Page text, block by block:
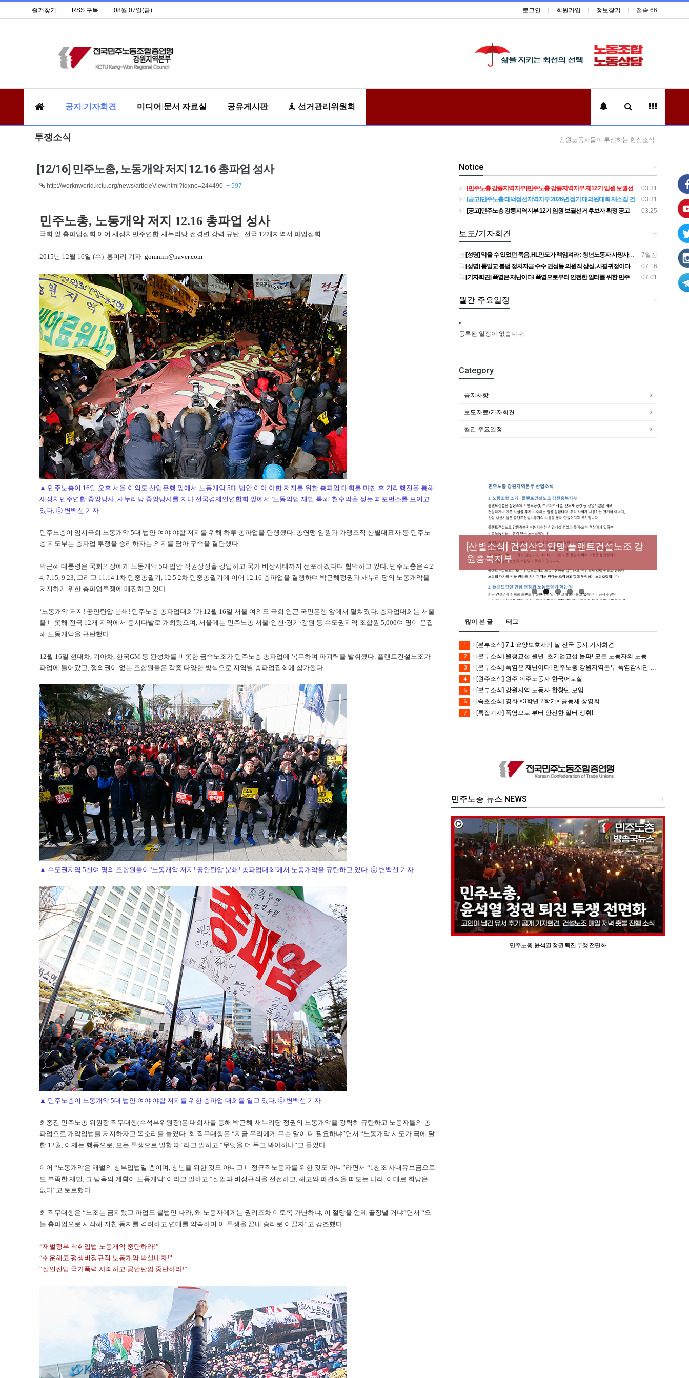
즐겨찾기 RSS 구독 08월 07일(금) 로그인 회원가입 정보찾기 접속 66
공지|기자회견 미디어|문서 자료실 공유게시판 선거관리위원회
투쟁소식 강원노동자들이 투쟁하는 현장소식
[12/16] 민주노총, 노동개악 저지 12.16 총파업 성사
http://worknworld.kctu.org/news/articleView.html?idxno=244490 + 597
민주노총, 노동개악 저지 12.16 총파업 성사
국회 앞 총파업집회 이어 새정치민주연합·새누리당·전경련 강력 규탄...전국 12개지역서 파업집회
2015년 12월 16일 (수) 홍미리 기자 gommiri@naver.com
▲ 민주노총이 16일 오후 서울 여의도 산업은행 앞에서 노동개악 5대 법안 여야 야합 저지를 위한 총파업 대회를 마친 후 거리행진을 통해
새정치민주연합 중앙당사, 새누리당 중앙당사를 지나 전국경제인연합회 앞에서 '노동악법 재벌 특혜' 현수막을 찢는 퍼포먼스를 보이고
있다. ⓒ 변백선 기자
민주노총이 임시국회 노동개악 5대 법안 여야 야합 저지를 위해 하루 총파업을 단행했다. 총연맹 임원과 가맹조직 산별대표자 등 민주노
총 지도부는 총파업 투쟁을 승리하자는 의지를 담아 구속을 결단했다.
박근혜 대통령은 국회의장에게 노동개악 5대법안 직권상정을 강압하고 국가 비상사태까지 선포하겠다며 협박하고 있다. 민주노총은 4.2
4, 7.15, 9.23, 그리고 11.14 1차 민중총궐기, 12.5 2차 민중총궐기에 이어 12.16 총파업을 결행하며 박근혜정권과 새누리당의 노동개악을
저지하기 위한 총파업투쟁에 매진하고 있다.
‘노동개악 저지! 공안탄압 분쇄! 민주노총 총파업대회’가 12월 16일 서울 여의도 국회 인근 국민은행 앞에서 펼쳐졌다. 총파업대회는 서울
을 비롯해 전국 12개 지역에서 동시다발로 개최됐으며, 서울에는 민주노총 서울·인천·경기·강원 등 수도권지역 조합원 5,000여 명이 운집
해 노동개악을 규탄했다.
12월 16일 현대차, 기아차, 한국GM 등 완성차를 비롯한 금속노조가 민주노총 총파업에 복무하며 파괴력을 발휘했다. 플랜트건설노조가
파업에 들어갔고, 쟁의권이 없는 조합원들은 각종 다양한 방식으로 지역별 총파업집회에 참가했다.
▲ 수도권지역 5천여 명의 조합원들이 '노동개악 저지! 공안탄압 분쇄! 총파업대회'에서 노동개악을 규탄하고 있다. ⓒ 변백선 기자
▲ 민주노총이 노동개악 5대 법안 여야 야합 저지를 위한 총파업 대회를 열고 있다. ⓒ 변백선 기자
최종진 민주노총 위원장 직무대행(수석부위원장)은 대회사를 통해 박근혜-새누리당 정권의 노동개악을 강력히 규탄하고 노동자들의 총
파업으로 개악입법을 저지하자고 목소리를 높였다. 최 직무대행은 “지금 우리에게 무슨 말이 더 필요하냐”면서 “노동개악 시도가 극에 달
한 12월, 이제는 행동으로, 모든 투쟁으로 말할 때”라고 말하고 “무엇을 더 두고 봐야하냐”고 물었다.
이어 “노동개악은 재벌의 청부입법일 뿐이며, 청년을 위한 것도 아니고 비정규직노동자를 위한 것도 아니”라면서 “1천조 사내유보금으로
도 부족한 재벌, 그 탐욕의 계획이 노동개악”이라고 말하고 “실업과 비정규직을 전전하고, 해고와 파견직을 떠도는 나라, 이대로 희망은
없다”고 토로했다.
최 직무대행은 “노조는 금지됐고 파업도 불법인 나라, 왜 노동자에게는 권리조차 이토록 가난하냐, 이 절망을 언제 끝장낼 거냐”면서 “오
늘 총파업으로 시작해 지친 동지를 격려하고 연대를 약속하며 이 투쟁을 끝내 승리로 이끌자”고 강조했다.
“재벌정부 착취입법 노동개악 중단하라!”
“쉬운해고 평생비정규직 노동개악 박살내자!”
“살인진압 국가폭력 사죄하고 공안탄압 중단하라!”
+
Notice
03.31
[민주노총 강릉지역지부]민주노총 강릉지역지부 제12기 임원 보궐선거결과 공고
03.31
[공고]민주노총 태백정선지역지부 2026년 정기 대의원대회 재소집 건
03.25
[공고]민주노총 강릉지역지부 12기 임원 보궐선거 후보자 확정 공고
+
보도/기자회견
7일전
[성명] 막을 수 있었던 죽음, HL만도가 책임져라 : 청년노동자 사망사고의 철저한 진상규명과 재발방지 대책 마련하라
07.16
[성명] 통일교 불법 정치자금 수수 권성동 의원직 상실, 사필귀정이다
07.01
[기자회견] 폭염은 재난이다! 폭염으로부터 안전한 일터를 위한 민주노총 강원지역본부 폭염감시단 선포 기자회견
+
월간 주요일정
등록된 일정이 없습니다.
Category
공지사항
보도자료/기자회견
월간 주요일정
[성명] 막을 수 있었던 죽음, HL만도가 책임져
라 : 청년노동자 사망사고의 철저한 진상규명
과 재발방지 대책 마련하라
[산별소식] 건설산업연맹 플랜트건설노조 강
원충북지부
[강릉,속초,원주,춘천] 폭염감시단 사업 이모저
모
[조합원☆인터뷰] 서비스연맹 전국학교비정
규직노동조합 강원지부 김유미 춘천지회장
[본부소식] 강원지역 노동자 합창단 모임
많이 본 글 태그
1 [본부소식] 7.1 요양보호사의 날 전국 동시 기자회견
2 [본부소식] 원청교섭 원년. 초기업교섭 돌파! 모든 노동자의 노동기본권 쟁취! 민주노총 7.15 총파업대회
3 [본부소식] 폭염은 재난이다! 민주노총 강원지역본부 폭염감시단 선포 기자회견
4 [원주소식] 원주 이주노동자 한국어교실
5 [본부소식] 강원지역 노동자 합창단 모임
6 [속초소식] 영화 <3학년 2학기> 공동체 상영회
7 [특집기사] 폭염으로 부터 안전한 일터 쟁취!
+
민주노총 뉴스 NEWS
민주노총, 윤석열 정권 퇴진 투쟁 전면화